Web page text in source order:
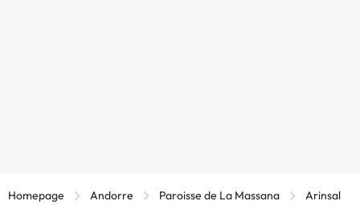
Homepage Andorre Paroisse de La Massana Arinsal